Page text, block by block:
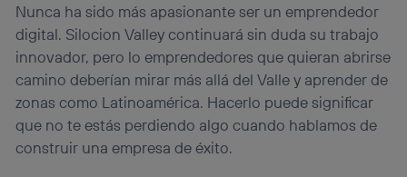
Nunca ha sido más apasionante ser un emprendedor
digital. Silocion Valley continuará sin duda su trabajo
innovador, pero lo emprendedores que quieran abrirse
camino deberían mirar más allá del Valle y aprender de
zonas como Latinoamérica. Hacerlo puede significar
que no te estás perdiendo algo cuando hablamos de
construir una empresa de éxito.